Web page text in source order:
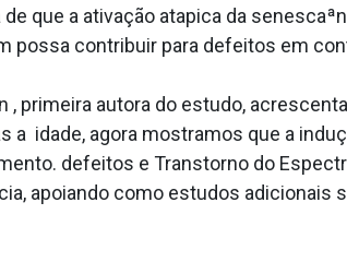
que a ativação ata­pica da
possa contribuir para defeitos em
, primeira autora do estudo,
a idade, agora mostramos que a
defeitos e Transtorno do
apoiando como estudos adicionais